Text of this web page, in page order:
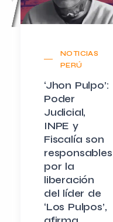
NOTICIAS
José Miguel
Castro,
exfuncionario
y colaborador
en caso
Susana
Villarán, fue
hallado sin
vida